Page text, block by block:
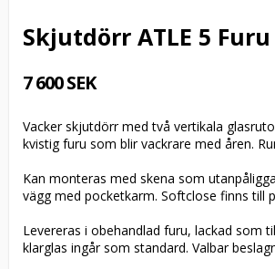
Skjutdörr ATLE 5 Furu
7 600 SEK
Vacker skjutdörr med två vertikala
kvistig furu som blir vackrare med åren.
Kan monteras med skena som
vägg med pocketkarm. Softclose finns till
Levereras i obehandlad furu, lackad som
klarglas ingår som standard. Valbar